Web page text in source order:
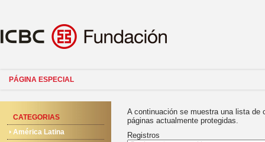
PÁGINA ESPECIAL
CATEGORIAS
América Latina
A continuación se muestra una lista
páginas actualmente protegidas.
Registros